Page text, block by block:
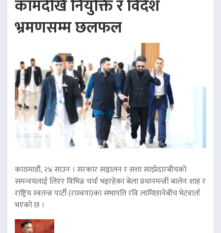
कामदेखि नियुक्ति र विदेश
भ्रमणसम्म छलफल
काठमाडौं, २४ साउन । सरकार सञ्चालन र सत्ता साझेदारबीचको
समन्वयलाई लिएर विभिन्न चर्चा भइरहेका बेला प्रधानमन्त्री बालेन शाह र
राष्ट्रिय स्वतन्त्र पार्टी (रास्वपा)का सभापति रवि लामिछानेबीच भेटवार्ता
भएको छ ।